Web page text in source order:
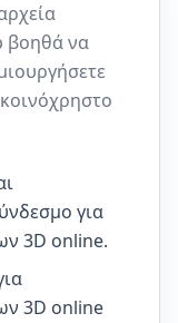
βοηθά να
για
3D online.
3D online